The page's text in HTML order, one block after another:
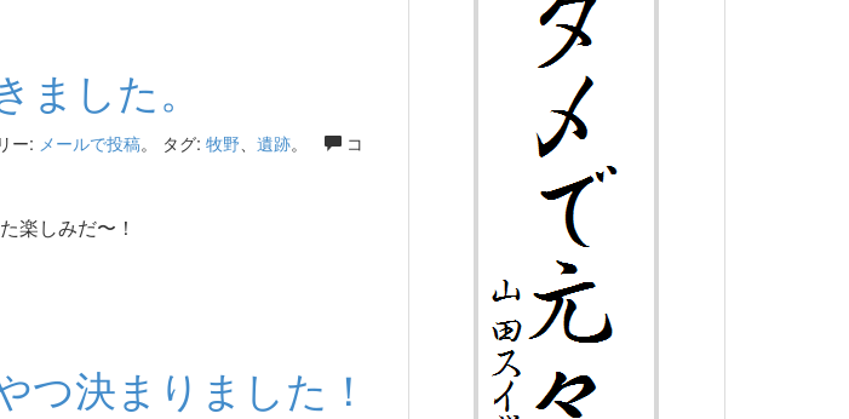
ました。
ー: メールで投稿。 タグ: 牧野 遺跡。
コ
楽しみだ〜！
つ決まりました！